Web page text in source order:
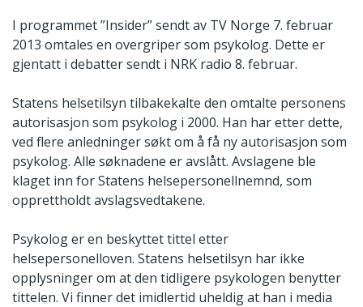
I programmet ”Insider” sendt av TV Norge 7. februar
2013 omtales en overgriper som psykolog. Dette er
gjentatt i debatter sendt i NRK radio 8. februar.
Statens helsetilsyn tilbakekalte den omtalte personens
autorisasjon som psykolog i 2000. Han har etter dette,
ved flere anledninger søkt om å få ny autorisasjon som
psykolog. Alle søknadene er avslått. Avslagene ble
klaget inn for Statens helsepersonellnemnd, som
opprettholdt avslagsvedtakene.
Psykolog er en beskyttet tittel etter
helsepersonelloven. Statens helsetilsyn har ikke
opplysninger om at den tidligere psykologen benytter
tittelen. Vi finner det imidlertid uheldig at han i media